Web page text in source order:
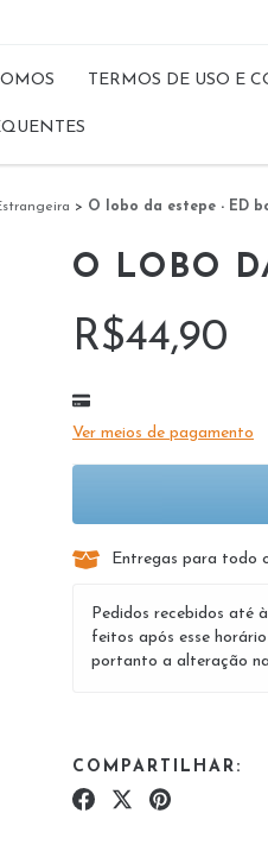
TERMOS DE USO E
> O lobo da estepe - ED
O LOBO
R$44,90
Ver meios de pagamento
Entregas para todo
Pedidos recebidos até
feitos após esse
portanto a alteração
COMPARTILHAR: